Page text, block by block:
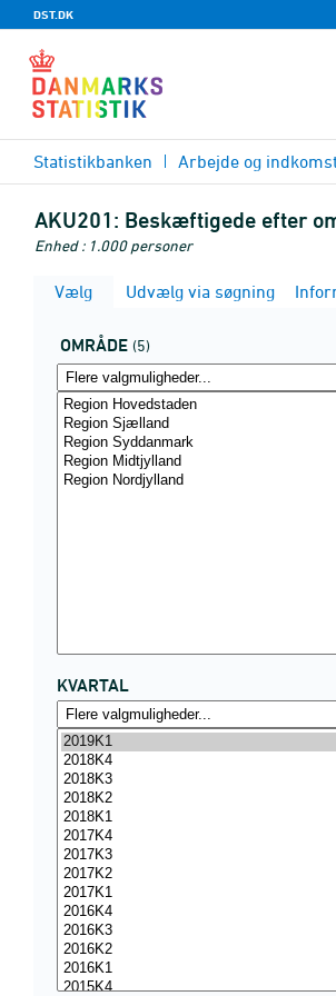
DST.DK
Statistikbanken Arbejde og
AKU201: Beskæftigede efter
Enhed : 1.000 personer
Vælg
Udvælg via søgning
OMRÅDE (5)
KVARTAL